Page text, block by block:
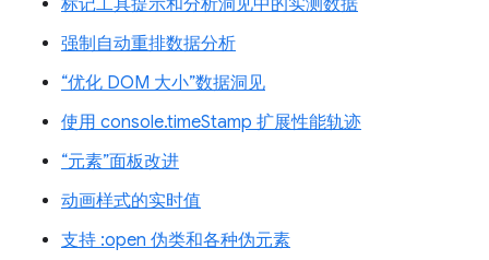
标记工具提示和分析洞见中的实测数据
强制自动重排数据分析
“优化 DOM 大小”数据洞见
使用 console.timeStamp 扩展性能轨迹
“元素”面板改进
动画样式的实时值
支持 :open 伪类和各种伪元素